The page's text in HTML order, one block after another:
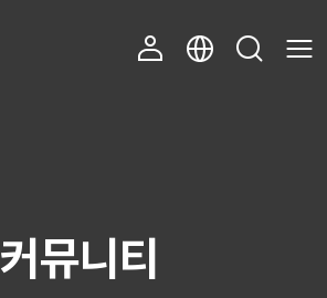
커뮤니티